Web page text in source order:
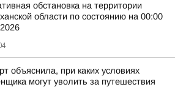
обстановка на территории
области по состоянию на 00:00
объяснила, при каких условиях
могут уволить за путешествия